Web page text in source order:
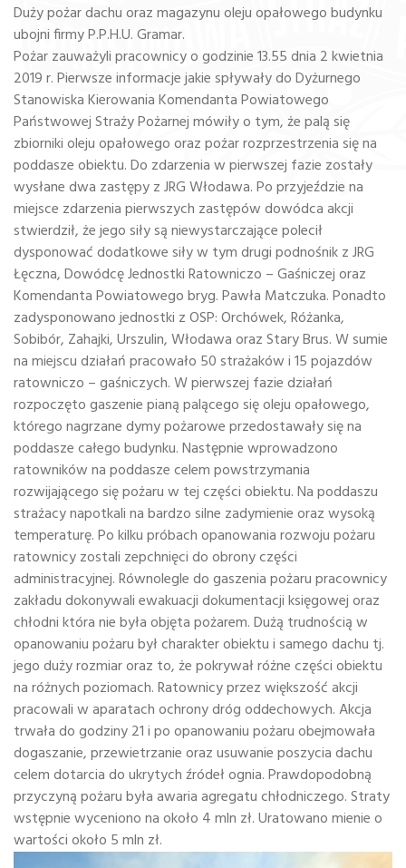
Duży pożar dachu oraz magazynu oleju opałowego budynku
ubojni firmy P.P.H.U. Gramar.
Pożar zauważyli pracownicy o godzinie 13.55 dnia 2 kwietnia
2019 r. Pierwsze informacje jakie spływały do Dyżurnego
Stanowiska Kierowania Komendanta Powiatowego
Państwowej Straży Pożarnej mówiły o tym, że palą się
zbiorniki oleju opałowego oraz pożar rozprzestrzenia się na
poddasze obiektu. Do zdarzenia w pierwszej fazie zostały
wysłane dwa zastępy z JRG Włodawa. Po przyjeździe na
miejsce zdarzenia pierwszych zastępów dowódca akcji
stwierdził, że jego siły są niewystarczające polecił
dysponować dodatkowe siły w tym drugi podnośnik z JRG
Łęczna, Dowódcę Jednostki Ratowniczo – Gaśniczej oraz
Komendanta Powiatowego bryg. Pawła Matczuka. Ponadto
zadysponowano jednostki z OSP: Orchówek, Różanka,
Sobibór, Zahajki, Urszulin, Włodawa oraz Stary Brus. W sumie
na miejscu działań pracowało 50 strażaków i 15 pojazdów
ratowniczo – gaśniczych. W pierwszej fazie działań
rozpoczęto gaszenie pianą palącego się oleju opałowego,
którego nagrzane dymy pożarowe przedostawały się na
poddasze całego budynku. Następnie wprowadzono
ratowników na poddasze celem powstrzymania
rozwijającego się pożaru w tej części obiektu. Na poddaszu
strażacy napotkali na bardzo silne zadymienie oraz wysoką
temperaturę. Po kilku próbach opanowania rozwoju pożaru
ratownicy zostali zepchnięci do obrony części
administracyjnej. Równolegle do gaszenia pożaru pracownicy
zakładu dokonywali ewakuacji dokumentacji księgowej oraz
chłodni która nie była objęta pożarem. Dużą trudnością w
opanowaniu pożaru był charakter obiektu i samego dachu tj.
jego duży rozmiar oraz to, że pokrywał różne części obiektu
na różnych poziomach. Ratownicy przez większość akcji
pracowali w aparatach ochrony dróg oddechowych. Akcja
trwała do godziny 21 i po opanowaniu pożaru obejmowała
dogaszanie, przewietrzanie oraz usuwanie poszycia dachu
celem dotarcia do ukrytych źródeł ognia. Prawdopodobną
przyczyną pożaru była awaria agregatu chłodniczego. Straty
wstępnie wyceniono na około 4 mln zł. Uratowano mienie o
wartości około 5 mln zł.